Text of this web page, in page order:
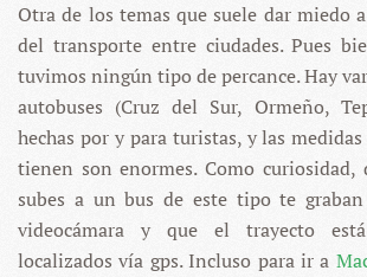
Otra de los temas que suele dar miedo
del transporte entre ciudades. Pues
tuvimos ningún tipo de percance. Hay
autobuses (Cruz del Sur, Ormeño,
hechas por y para turistas, y las
tienen son enormes. Como curiosidad,
subes a un bus de este tipo te
videocámara y que el trayecto
localizados vía gps. Incluso para ir a